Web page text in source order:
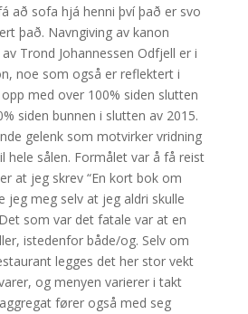
að sofa hjá henni því það er svo
það. Navngiving av kanon
Trond Johannessen Odfjell er i
noe som også er reflektert i
med over 100% siden slutten
siden bunnen i slutten av 2015.
gelenk som motvirker vridning
hele sålen. Formålet var å få reist
at jeg skrev “En kort bok om
jeg meg selv at jeg aldri skulle
som var det fatale var at en
istedenfor både/og. Selv om
legges det her stor vekt
og menyen varierer i takt
fører også med seg